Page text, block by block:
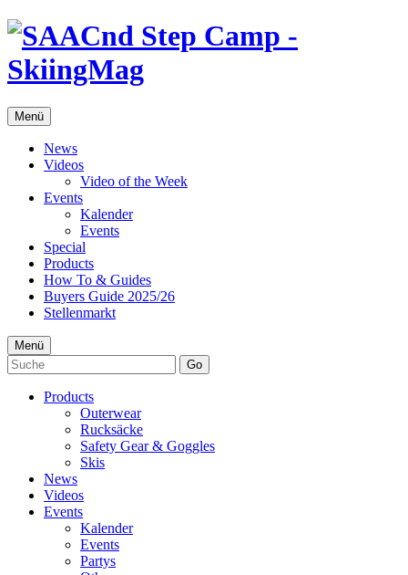
Menü
News
Videos
Video of the Week
Events
Kalender
Events
Special
Products
How To & Guides
Buyers Guide 2025/26
Stellenmarkt
Menü
Go
Products
Outerwear
Rucksäcke
Safety Gear & Goggles
Skis
News
Videos
Events
Kalender
Events
Partys